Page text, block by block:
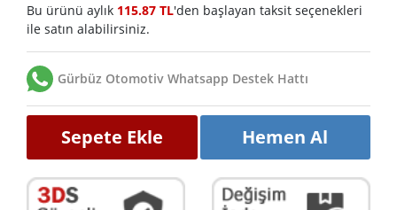
Bu ürünü aylık 115.87 TL'den başlayan taksit seçenekleri
ile satın alabilirsiniz.
Gürbüz Otomotiv Whatsapp Destek Hattı
Sepete Ekle Hemen Al